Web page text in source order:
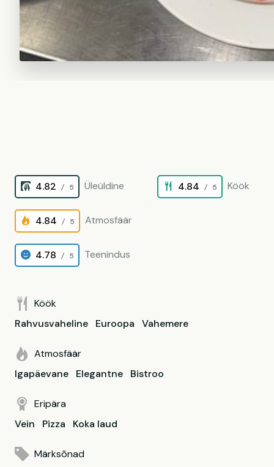
4.82 / 5 Üleüldine 4.84 / 5 Köök
4.84 / 5 Atmosfäär
4.78 / 5 Teenindus
Köök
Rahvusvaheline
Euroopa Vahemere
Atmosfäär
Igapäevane
Elegantne Bistroo
Eripära
Vein
Pizza Koka laud
Märksõnad